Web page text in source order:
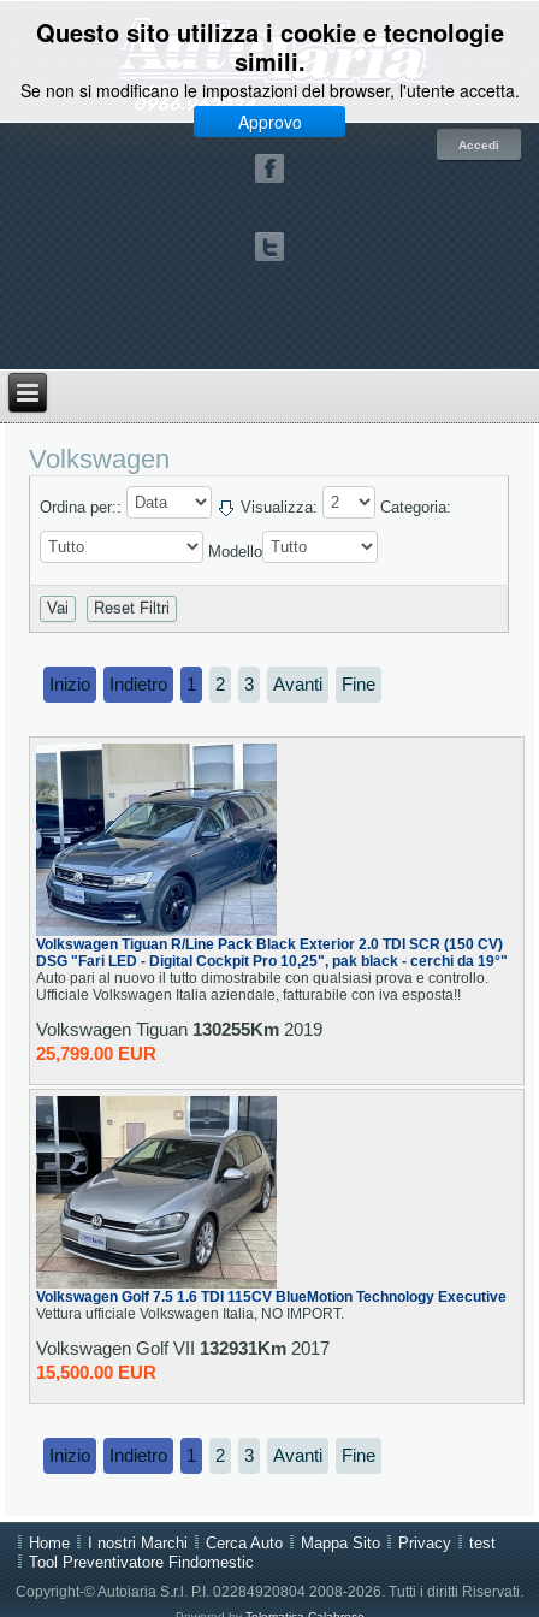
Accedi
Volkswagen
Ordina per:: Visualizza: Categoria:
Modello
Reset Filtri
Inizio Indietro 1 2 3 Avanti Fine
Volkswagen Tiguan R/Line Pack Black Exterior 2.0 TDI SCR (150 CV)
DSG "Fari LED - Digital Cockpit Pro 10,25", pak black - cerchi da 19°"
Auto pari al nuovo il tutto dimostrabile con qualsiasi prova e controllo.
Ufficiale Volkswagen Italia aziendale, fatturabile con iva esposta!!
Volkswagen Tiguan 130255Km 2019
25,799.00 EUR
Volkswagen Golf 7.5 1.6 TDI 115CV BlueMotion Technology Executive
Vettura ufficiale Volkswagen Italia, NO IMPORT.
Volkswagen Golf VII 132931Km 2017
15,500.00 EUR
Inizio Indietro 1 2 3 Avanti Fine
Home I nostri Marchi Cerca Auto Mappa Sito Privacy
test
Tool Preventivatore Findomestic
Copyright-© Autoiaria S.r.l. P.I. 02284920804 2008-2026. Tutti i diritti Riservati.
Questo sito utilizza i cookie e tecnologie
simili.
Se non si modificano le impostazioni del browser, l'utente accetta.
Approvo